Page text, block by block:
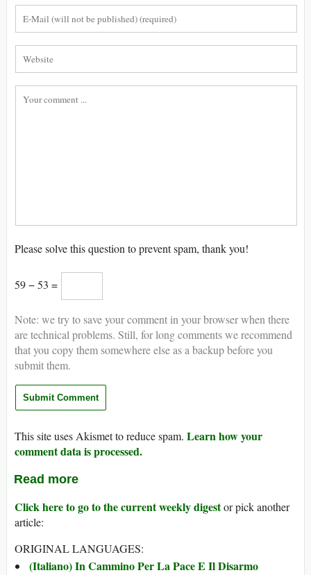
Please solve this question to prevent spam, thank you!
59 − 53 =
Note: we try to save your comment in your browser when there
are technical problems. Still, for long comments we recommend
that you copy them somewhere else as a backup before you
submit them.
This site uses Akismet to reduce spam. Learn how your
comment data is processed.
Read more
Click here to go to the current weekly digestor pick another
article:
ORIGINAL LANGUAGES:
(Italiano) In Cammino Per La Pace E Il Disarmo